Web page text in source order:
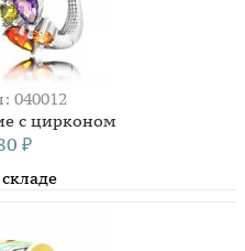
040012
с цирконом
₽